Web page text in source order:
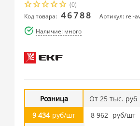
(0)
Код товара: 46788
Артикул: rel-
Наличие: много
Розница
9 434 руб/шт
От 25 тыс. руб
8 962 руб/шт